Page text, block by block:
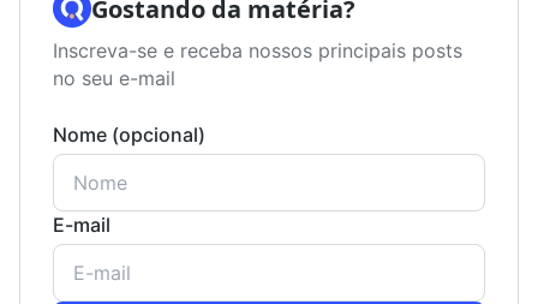
Gostando da matéria?
Inscreva-se e receba nossos principais posts
no seu e-mail
Nome (opcional)
E-mail